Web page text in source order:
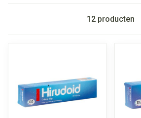
12producten